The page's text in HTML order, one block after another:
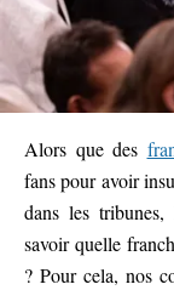
Alors que des
fans pour avoir
dans les tribunes,
savoir quelle
? Pour cela, nos